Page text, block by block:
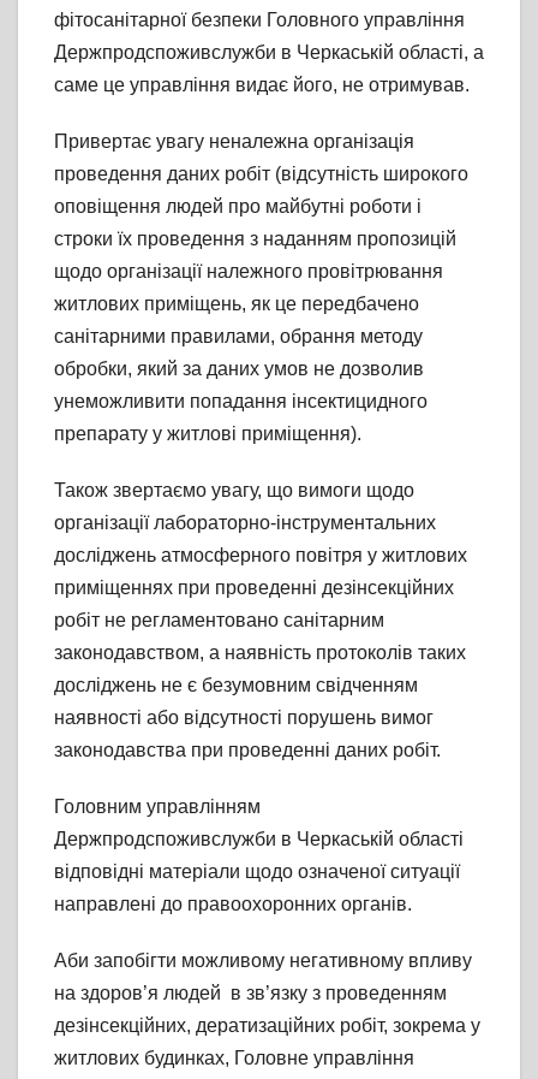
фітосанітарної безпеки Головного управління
Держпродспоживслужби в Черкаській області, а
саме це управління видає його, не отримував.
Привертає увагу неналежна організація
проведення даних робіт (відсутність широкого
оповіщення людей про майбутні роботи і
строки їх проведення з наданням пропозицій
щодо організації належного провітрювання
житлових приміщень, як це передбачено
санітарними правилами, обрання методу
обробки, який за даних умов не дозволив
унеможливити попадання інсектицидного
препарату у житлові приміщення).
Також звертаємо увагу, що вимоги щодо
організації лабораторно-інструментальних
досліджень атмосферного повітря у житлових
приміщеннях при проведенні дезінсекційних
робіт не регламентовано санітарним
законодавством, а наявність протоколів таких
досліджень не є безумовним свідченням
наявності або відсутності порушень вимог
законодавства при проведенні даних робіт.
Головним управлінням
Держпродспоживслужби в Черкаській області
відповідні матеріали щодо означеної ситуації
направлені до правоохоронних органів.
Аби запобігти можливому негативному впливу
на здоров’я людей в зв’язку з проведенням
дезінсекційних, дератизаційних робіт, зокрема у
житлових будинках, Головне управління